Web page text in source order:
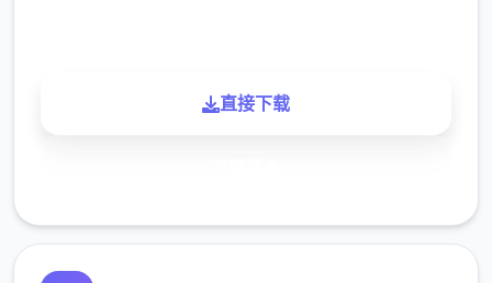
直接下载